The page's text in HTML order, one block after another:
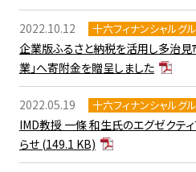
2022.10.12 十六フィナンシャルグ
企業版ふるさと納税を活用し多治
業」へ寄附金を贈呈しました
2022.05.19 十六フィナンシャルグ
IMD教授 一條 和生氏のエグゼクテ
らせ(149.1 KB)